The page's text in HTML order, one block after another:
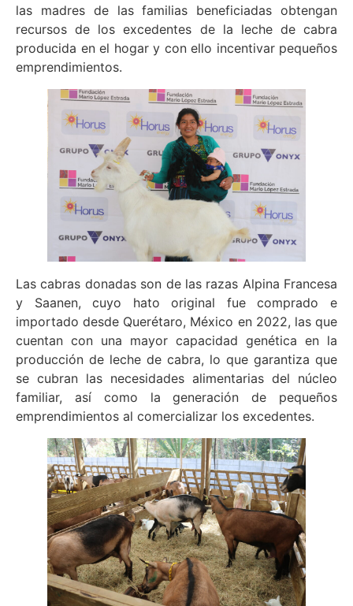
las madres de las familias beneficiadas obtengan
recursos de los excedentes de la leche de cabra
producida en el hogar y con ello incentivar pequeños
emprendimientos.
Las cabras donadas son de las razas Alpina Francesa
y Saanen, cuyo hato original fue comprado e
importado desde Querétaro, México en 2022, las que
cuentan con una mayor capacidad genética en la
producción de leche de cabra, lo que garantiza que
se cubran las necesidades alimentarias del núcleo
familiar, así como la generación de pequeños
emprendimientos al comercializar los excedentes.